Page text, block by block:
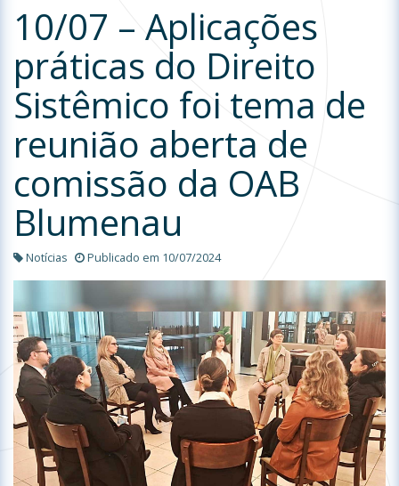
10/07 – Aplicações
práticas do Direito
Sistêmico foi tema de
reunião aberta de
comissão da OAB
Blumenau
Notícias Publicado em 10/07/2024